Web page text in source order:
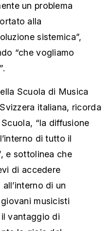
un problema
alla
sistemica”,
“che vogliamo
Scuola di Musica
italiana, ricorda
“la diffusione
di tutto il
e sottolinea che
di accedere
di un
musicisti
vantaggio di